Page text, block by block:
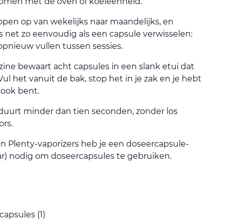
op van wekelijks naar maandelijks, en
net zo eenvoudig als een capsule verwisselen:
vullen tussen sessies.
bewaart acht capsules in een slank etui dat
het vanuit de bak, stop het in je zak en je hebt
ook bent.
minder dan tien seconden, zonder los
Plenty-vaporizers heb je een doseercapsule-
nodig om doseercapsules te gebruiken.
(1)